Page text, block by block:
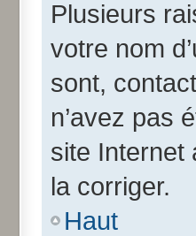
Plusieurs
votre nom
sont,
n’avez pas
site Internet
la corriger.
Haut